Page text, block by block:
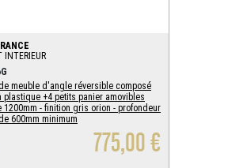
INTERIEUR
meuble d'angle réversible composé
plastique +4 petits panier amovibles
1200mm - finition gris orion - profondeur
600mm minimum
775,00 €